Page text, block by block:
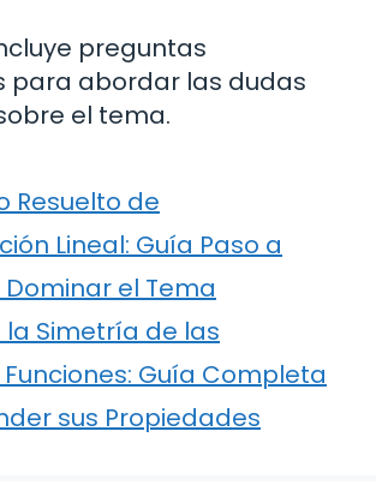
preguntas
para abordar las dudas
el tema.
Resuelto de
Lineal: Guía Paso a
el Tema
la Simetría de las
Guía Completa
sus Propiedades